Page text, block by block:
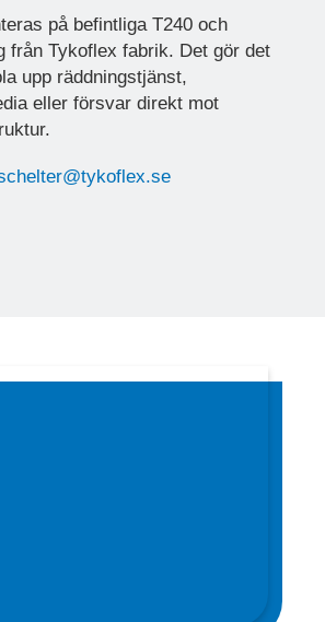
på befintliga T240 och
från Tykoflex fabrik. Det gör det
upp räddningstjänst,
eller försvar direkt mot